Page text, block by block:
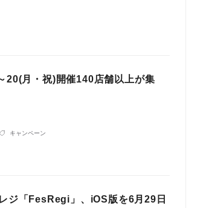
20(月・祝)開催140店舗以上が集
キャンペーン
ジ「FesRegi」、iOS版を6月29日